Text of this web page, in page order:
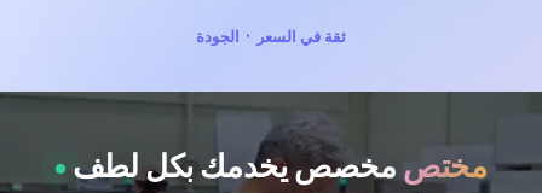
ثقة في السعر · الجودة
مختصمخصص يخدمك بكل لطف